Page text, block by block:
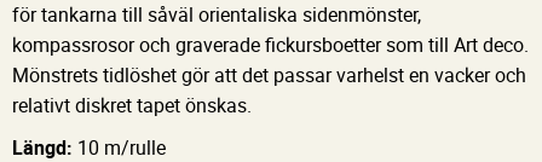
för tankarna till såväl orientaliska sidenmönster,
kompassrosor och graverade fickursboetter som till Art deco.
Mönstrets tidlöshet gör att det passar varhelst en vacker och
relativt diskret tapet önskas.
Längd: 10 m/rulle